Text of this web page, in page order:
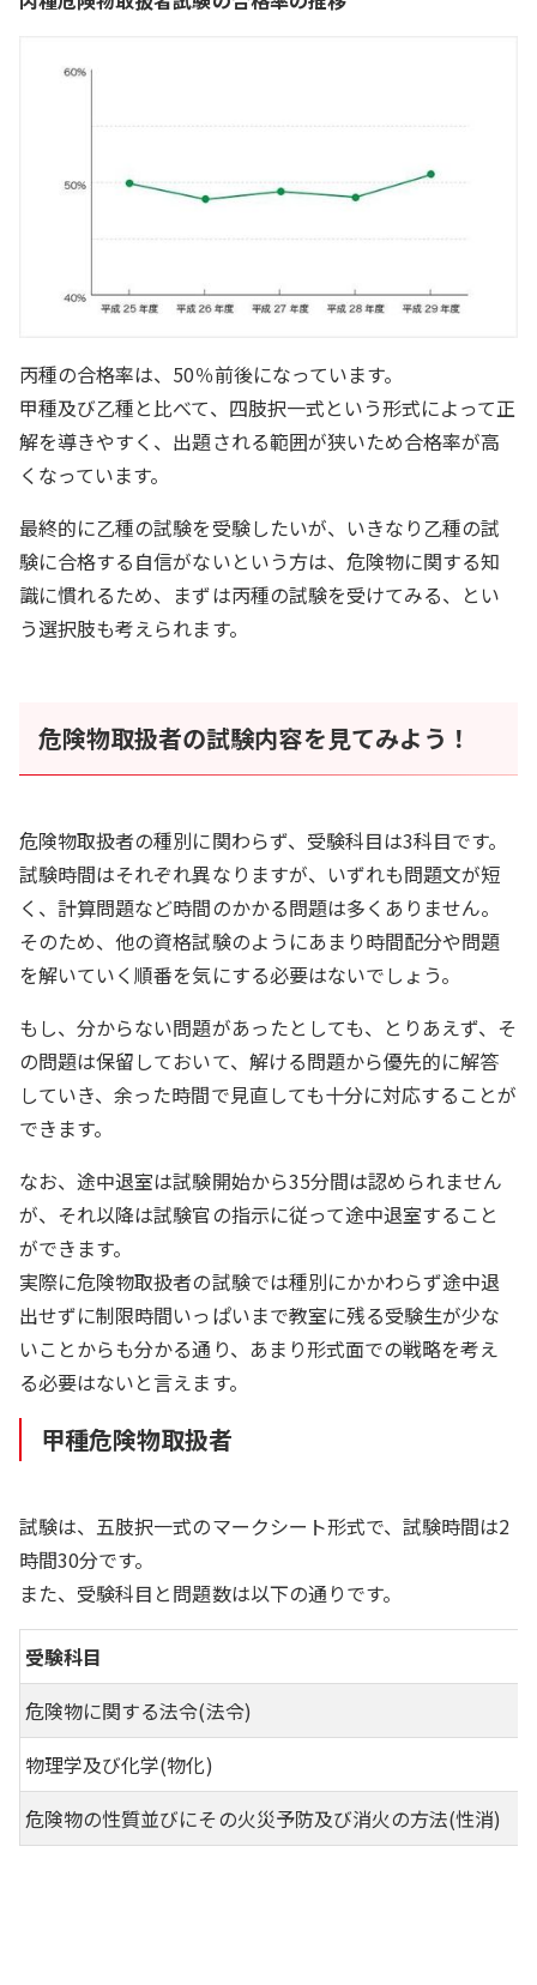
丙種の合格率は、50％前後になっています。
甲種及び乙種と比べて、四肢択一式という形式によって正
解を導きやすく、出題される範囲が狭いため合格率が高
くなっています。
最終的に乙種の試験を受験したいが、いきなり乙種の試
験に合格する自信がないという方は、危険物に関する知
識に慣れるため、まずは丙種の試験を受けてみる、とい
う選択肢も考えられます。
危険物取扱者の試験内容を見てみよう！
危険物取扱者の種別に関わらず、受験科目は3科目です。
試験時間はそれぞれ異なりますが、いずれも問題文が短
く、計算問題など時間のかかる問題は多くありません。
そのため、他の資格試験のようにあまり時間配分や問題
を解いていく順番を気にする必要はないでしょう。
もし、分からない問題があったとしても、とりあえず、そ
の問題は保留しておいて、解ける問題から優先的に解答
していき、余った時間で見直しても十分に対応することが
できます。
なお、途中退室は試験開始から35分間は認められません
が、それ以降は試験官の指示に従って途中退室すること
ができます。
実際に危険物取扱者の試験では種別にかかわらず途中退
出せずに制限時間いっぱいまで教室に残る受験生が少な
いことからも分かる通り、あまり形式面での戦略を考え
る必要はないと言えます。
甲種危険物取扱者
試験は、五肢択一式のマークシート形式で、試験時間は2
時間30分です。
また、受験科目と問題数は以下の通りです。
受験科目
危険物に関する法令(法令)
物理学及び化学(物化)
危険物の性質並びにその火災予防及び消火の方法(性消)